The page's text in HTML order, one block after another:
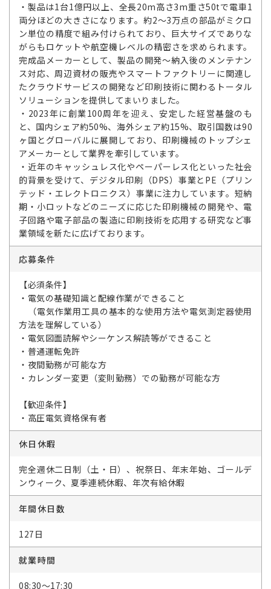
・製品は1台1億円以上、全長20m高さ3m重さ50tで電車1
両分ほどの大きさになります。約2～3万点の部品がミクロ
ン単位の精度で組み付けられており、巨大サイズでありな
がらもロケットや航空機レベルの精密さを求められます。
完成品メーカーとして、製品の開発～納入後のメンテナン
ス対応、周辺資材の販売やスマートファクトリーに関連し
たクラウドサービスの開発など印刷技術に関わるトータル
ソリューションを提供してまいりました。
・2023年に創業100周年を迎え、安定した経営基盤のも
と、国内シェア約50%、海外シェア約15%、取引国数は90
ヶ国とグローバルに展開しており、印刷機械のトップシェ
アメーカーとして業界を牽引しています。
・近年のキャッシュレス化やペーパーレス化といった社会
的背景を受けて、デジタル印刷（DPS）事業とPE（プリン
テッド・エレクトロニクス）事業に注力しています。短納
期・小ロットなどのニーズに応じた印刷機械の開発や、電
子回路や電子部品の製造に印刷技術を応用する研究など事
業領域を新たに広げております。
応募条件
【必須条件】
・電気の基礎知識と配線作業ができること
（電気作業用工具の基本的な使用方法や電気測定器使用
方法を理解している）
・電気図面読解やシーケンス解読等ができること
・普通運転免許
・夜間勤務が可能な方
・カレンダー変更（変則勤務）での勤務が可能な方
【歓迎条件】
・高圧電気資格保有者
休日休暇
完全週休二日制（土・日）、祝祭日、年末年始、ゴールデ
ンウィーク、夏季連続休暇、年次有給休暇
年間休日数
127日
就業時間
08:30～17:30